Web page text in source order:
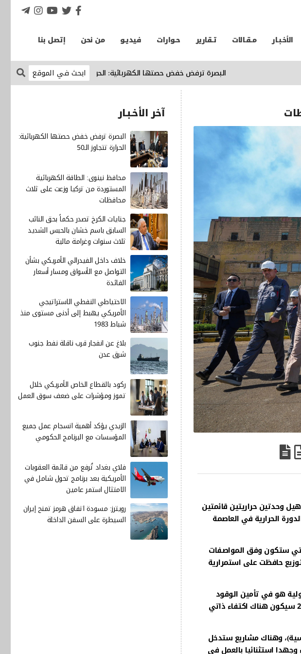
الأخـبـار مـقـالات تـقارير حـوارات فيديـو من نحن إتصل بنا
البصرة ترفض خفض حصتها الكهربائية: الحرارة تتجاوز الـ50 الإقتصاد نيوز
وحدتين حراريتين قائمتين
320 ميكاواط (2*160) في محطة كهرباء الدورة الحرارية في العاصمة
ستكون وفق المواصفات
حافظت على استمرارية
هو في تأمين الوقود
والاستقلال بالطاقة، وهي مستمرة بالعمل لتوفير الوقود لكل محطات انتاج الطاقة، وبنهاية عام 2027 سيكون هناك اكتفاء ذاتي
وهناك مشاريع ستدخل
استثنائيا بالعمل في
آخر الأخـبـار
البصرة ترفض خفض حصتها الكهربائية:
الحرارة تتجاوز الـ50
محافظ نينوى: الطاقة الكهربائية
المستوردة من تركيا وزعت على ثلاث
محافظات
جنايات الكرخ تصدر حكماً بحق النائب
السابق باسم خشان بالحبس الشديد
ثلاث سنوات وغرامة مالية
خلاف داخل الفيدرالي الأمريكي بشأن
التواصل مع الأسواق ومسار أسعار
الفائدة
الاحتياطي النفطي الاستراتيجي
الأمريكي يهبط إلى أدنى مستوى منذ
شباط 1983
بلاغ عن انفجار قرب ناقلة نفط جنوب
شرق عدن
ركود بالقطاع الخاص الأمريكي خلال
تموز ومؤشرات على ضعف سوق العمل
الزيدي يؤكد أهمية انسجام عمل جميع
المؤسسات مع البرنامج الحكومي
فلاي بغداد تُرفع من قائمة العقوبات
الأمريكية بعد برنامج تحول شامل في
الامتثال استمر عامين
رويترز: مسودة اتفاق هرمز تمنح إيران
السيطرة على السفن الداخلة